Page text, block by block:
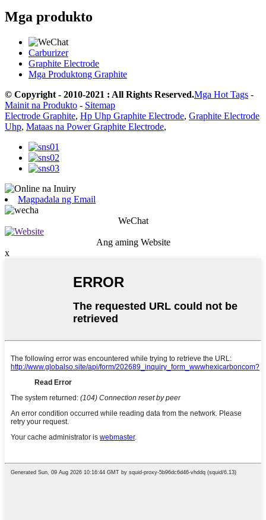
Mga produkto
Carburizer
Graphite Electrode
Mga Produktong Graphite
© Copyright - 2010-2021 : All Rights Reserved.Mga Hot Tags -
Mainit na Produkto - Sitemap
Electrode Graphite, Hp Uhp Graphite Electrode, Graphite Electrode
Uhp, Mataas na Power Graphite Electrode,
Magpadala ng Email
WeChat
Ang aming Website
x